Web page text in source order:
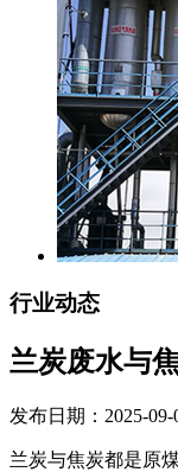
行业动态
兰炭废水与
发布日期：2025-
兰炭与焦炭都是原